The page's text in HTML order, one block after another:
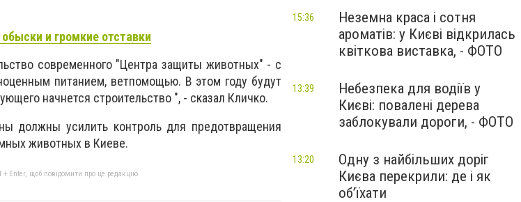
и громкие отставки
современного "Центра защиты животных" - с
питанием, ветпомощью. В этом году будут
начнется строительство ", - сказал Кличко.
должны усилить контроль для предотвращения
животных в Киеве.
+ Enter, щоб повідомити про це редакцію
Неземна краса і сотня
ароматів: у Києві відкрилась
квіткова виставка, - ФОТО
15:36
Небезпека для водіїв у
Києві: повалені дерева
заблокували дороги, - ФОТО
13:39
Одну з найбільших доріг
Києва перекрили: де і як
об’їхати
13:20